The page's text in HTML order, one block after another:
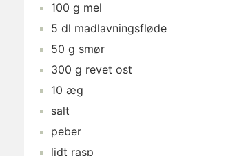
100 g mel
5 dl madlavningsfløde
50 g smør
300 g revet ost
10 æg
salt
peber
lidt rasp